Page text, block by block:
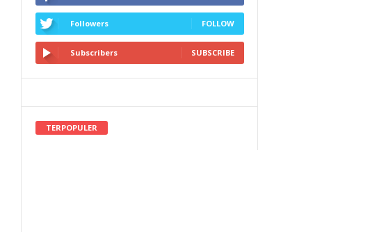
Followers FOLLOW
Subscribers SUBSCRIBE
TERPOPULER